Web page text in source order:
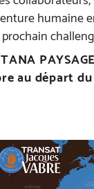
humaine
au départ